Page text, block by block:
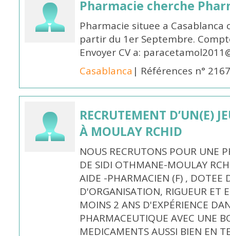
Pharmacie cherche
Pharmacie situee a
partir du 1er Septembre.
Envoyer CV a:
Casablanca | Références n°
RECRUTEMENT D’UN(E)
À MOULAY RCHID
NOUS RECRUTONS POUR UNE
DE SIDI OTHMANE-MOULAY
AIDE -PHARMACIEN (F) , DOTEE
D'ORGANISATION, RIGUEUR ET
MOINS 2 ANS D'EXPÉRIENCE
PHARMACEUTIQUE AVEC UNE
MEDICAMENTS AUSSI BIEN EN